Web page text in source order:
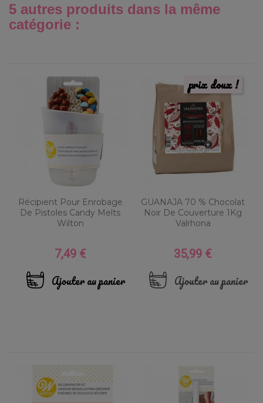
5 autres produits dans la même
catégorie :
Récipient Pour Enrobage
De Pistoles Candy Melts
Wilton
Prix
7,49 €
Ajouter au panier
GUANAJA 70 % Chocolat
Noir De Couverture 1Kg
Valrhona
Prix
35,99 €
Ajouter au panier
prix doux !